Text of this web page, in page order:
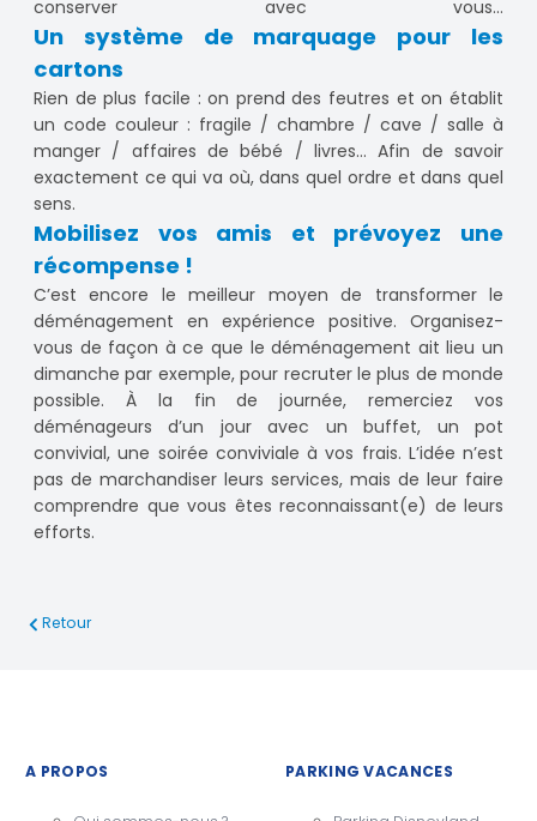
conserver avec vous...
Un système de marquage pour les
cartons
Rien de plus facile : on prend des feutres et on établit
un code couleur : fragile / chambre / cave / salle à
manger / affaires de bébé / livres… Afin de savoir
exactement ce qui va où, dans quel ordre et dans quel
sens.
Mobilisez vos amis et prévoyez une
récompense !
C’est encore le meilleur moyen de transformer le
déménagement en expérience positive. Organisez-
vous de façon à ce que le déménagement ait lieu un
dimanche par exemple, pour recruter le plus de monde
possible. À la fin de journée, remerciez vos
déménageurs d’un jour avec un buffet, un pot
convivial, une soirée conviviale à vos frais. L’idée n’est
pas de marchandiser leurs services, mais de leur faire
comprendre que vous êtes reconnaissant(e) de leurs
efforts.
Retour
A PROPOS PARKING VACANCES